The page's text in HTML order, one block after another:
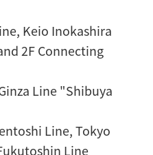
Keio Inokashira
2F Connecting
Line "Shibuya
Line, Tokyo
Line